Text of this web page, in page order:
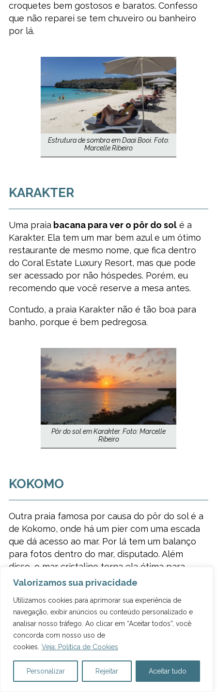
Valorizamos sua privacidade
Utilizamos cookies para aprimorar sua experiência de
navegação, exibir anúncios ou conteúdo personalizado e
analisar nosso tráfego. Ao clicar em “Aceitar todos”, você
concorda com nosso uso de
cookies. Veja: Política de Cookies
Personalizar Rejeitar Aceitar tudo
croquetes bem gostosos e baratos. Confesso
que não reparei se tem chuveiro ou banheiro
por lá.
Estrutura de sombra em Daai Booi. Foto:
Marcelle Ribeiro
KARAKTER
Uma praia bacana para ver o pôr do solé a
Karakter. Ela tem um mar bem azul e um ótimo
restaurante de mesmo nome, que fica dentro
do Coral Estate Luxury Resort, mas que pode
ser acessado por não hóspedes. Porém, eu
recomendo que você reserve a mesa antes.
Contudo, a praia Karakter não é tão boa para
banho, porque é bem pedregosa.
Pôr do sol em Karakter. Foto: Marcelle
Ribeiro
KOKOMO
Outra praia famosa por causa do pôr do sol é a
de Kokomo, onde há um píer com uma escada
que dá acesso ao mar. Por lá tem um balanço
para fotos dentro do mar, disputado. Além
disso, o mar cristalino torna ela ótima para
snorkel.
A praia é gratuita e você pode alugar uma
cadeira por US$ 4 (R$ 20) ou uma cabana por
US$ 16 (R$ 79). Por lá também tem um bar com
serviço de praia e um restaurante com lounge
em frente ao mar, que costuma ter
vivo aos domingos.O banheiro é livre e o
chuveiro custa US$ 0,50 (R$ 2) a ducha. Não